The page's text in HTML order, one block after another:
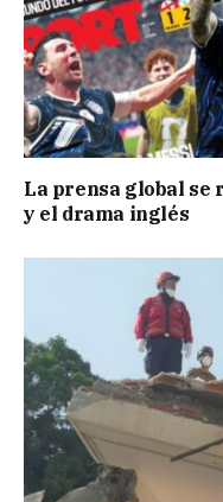
La prensa global se
y el drama inglés